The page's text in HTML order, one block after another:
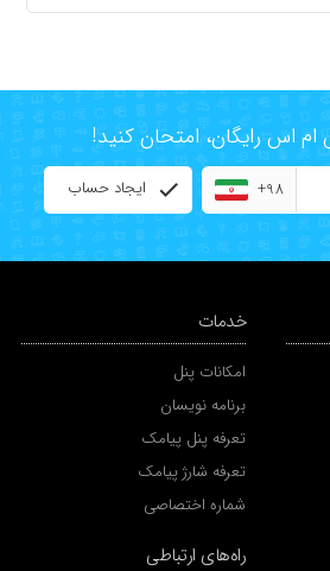
+98 ایجاد حساب
خدمات
امکانات پنل
برنامه نویسان
تعرفه پنل پیامک
تعرفه شارژ پیامک
شماره اختصاصی
راه‌های ارتباطی